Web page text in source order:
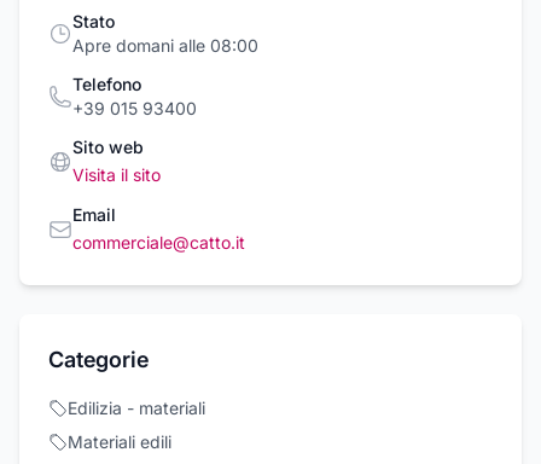
Stato
Apre domani alle 08:00
Telefono
+39 015 93400
Sito web
Visita il sito
Email
commerciale@catto.it
Categorie
Edilizia - materiali
Materiali edili